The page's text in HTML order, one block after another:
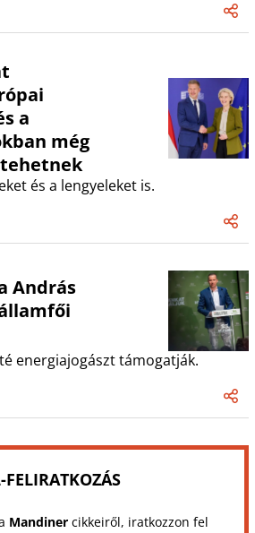
a
még
és a lengyeleket is.
András
energiajogászt támogatják.
FELIRATKOZÁS
Mandinercikkeiről, iratkozzon fel